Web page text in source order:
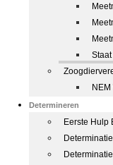
Determineren
Eerste Hulp